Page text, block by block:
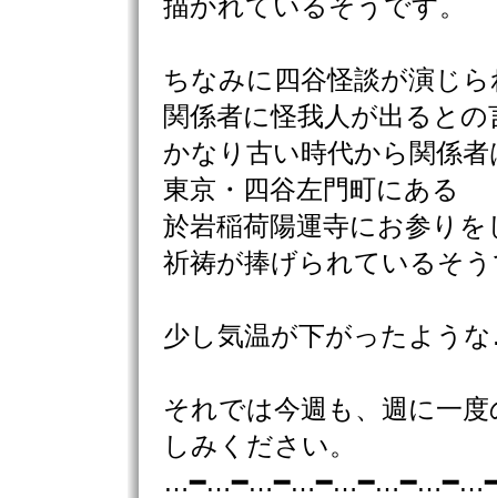
描かれているそうです。
ちなみに四谷怪談が演じ
関係者に怪我人が出ると
かなり古い時代から関係者
東京・四谷左門町にある
於岩稲荷陽運寺にお参りを
祈祷が捧げられているそ
少し気温が下がったよう
それでは今週も、週に一
しみください。